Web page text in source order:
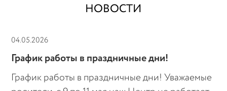
НОВОСТИ
04.05.2026
График работы в праздничные дни!
График работы в праздничные дни! Уважаемые